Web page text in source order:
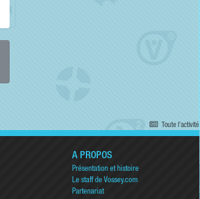
Toute l’activité
A PROPOS
Présentation et histoire
Le staff de Vossey.com
Partenariat